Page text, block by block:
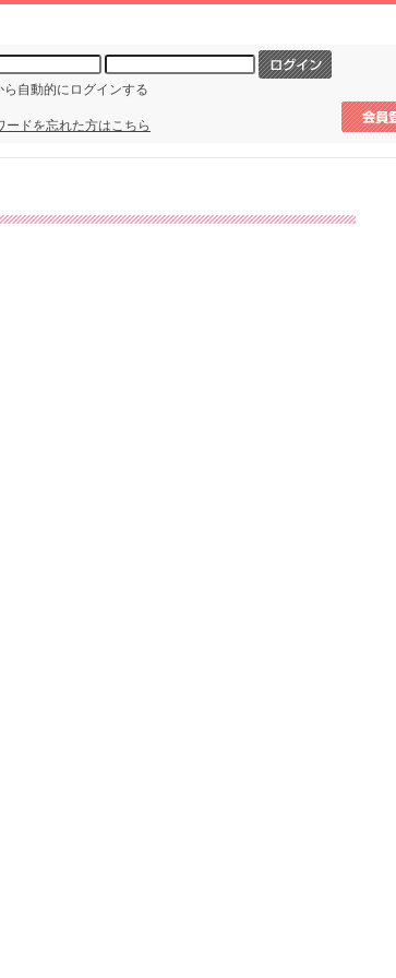
ら自動的にログインする
ドを忘れた方はこちら